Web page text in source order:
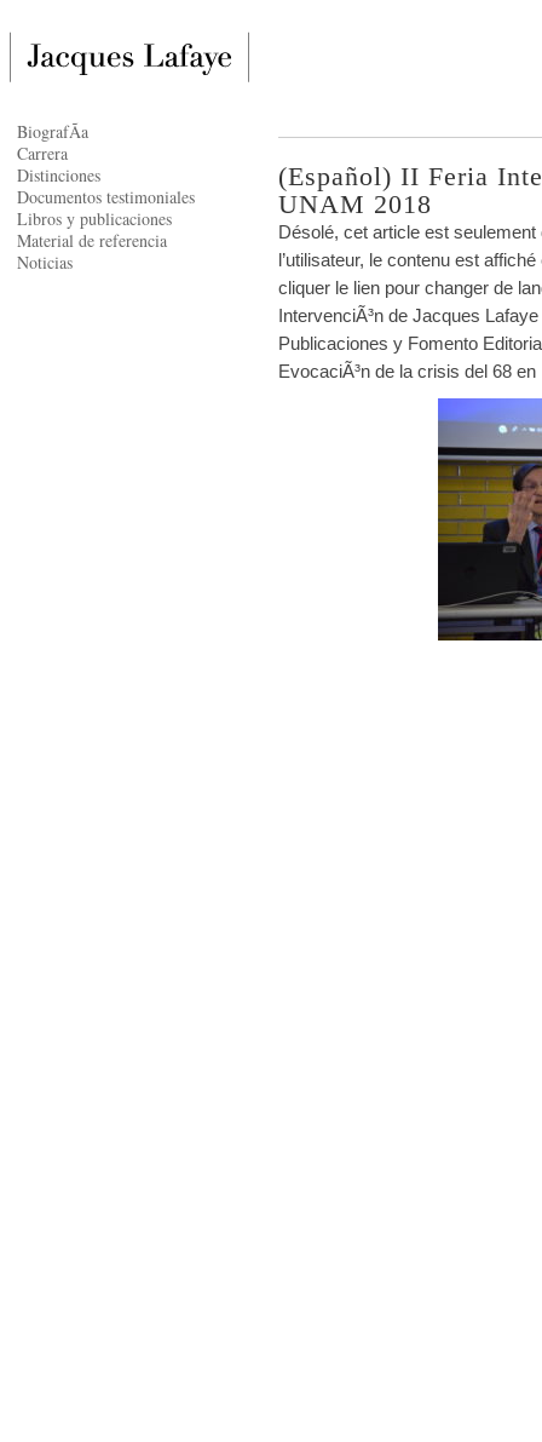
(Español) II Feria
UNAM 2018
Désolé, cet article est
l’utilisateur, le contenu est
cliquer le lien pour changer de
IntervenciÃ³n de Jacques
Publicaciones y Fomento
EvocaciÃ³n de la crisis del 68 en
BiografÃ­a
Carrera
Distinciones
Documentos testimoniales
Libros y publicaciones
Material de referencia
Noticias